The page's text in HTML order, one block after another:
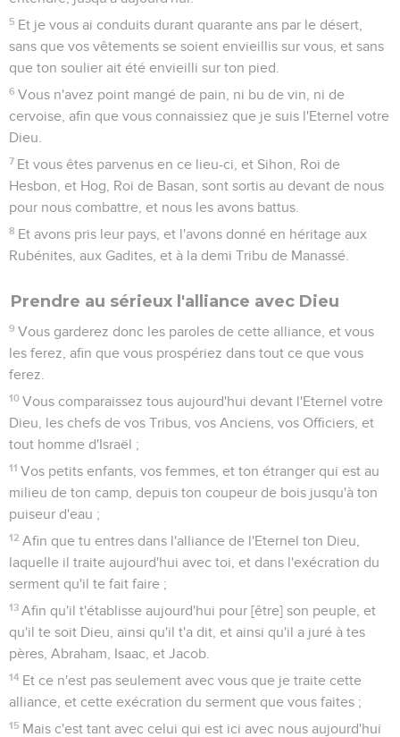
5 Et je vous ai conduits durant quarante ans par le désert,
sans que vos vêtements se soient envieillis sur vous, et sans
que ton soulier ait été envieilli sur ton pied.
6 Vous n'avez point mangé de pain, ni bu de vin, ni de
cervoise, afin que vous connaissiez que je suis l'Eternel votre
Dieu.
7 Et vous êtes parvenus en ce lieu-ci, et Sihon, Roi de
Hesbon, et Hog, Roi de Basan, sont sortis au devant de nous
pour nous combattre, et nous les avons battus.
8 Et avons pris leur pays, et l'avons donné en héritage aux
Rubénites, aux Gadites, et à la demi Tribu de Manassé.
Prendre au sérieux l'alliance avec Dieu
9 Vous garderez donc les paroles de cette alliance, et vous
les ferez, afin que vous prospériez dans tout ce que vous
ferez.
10 Vous comparaissez tous aujourd'hui devant l'Eternel votre
Dieu, les chefs de vos Tribus, vos Anciens, vos Officiers, et
tout homme d'Israël ;
11 Vos petits enfants, vos femmes, et ton étranger qui est au
milieu de ton camp, depuis ton coupeur de bois jusqu'à ton
puiseur d'eau ;
12 Afin que tu entres dans l'alliance de l'Eternel ton Dieu,
laquelle il traite aujourd'hui avec toi, et dans l'exécration du
serment qu'il te fait faire ;
13 Afin qu'il t'établisse aujourd'hui pour [être] son peuple, et
qu'il te soit Dieu, ainsi qu'il t'a dit, et ainsi qu'il a juré à tes
pères, Abraham, Isaac, et Jacob.
14 Et ce n'est pas seulement avec vous que je traite cette
alliance, et cette exécration du serment que vous faites ;
15 Mais c'est tant avec celui qui est ici avec nous aujourd'hui